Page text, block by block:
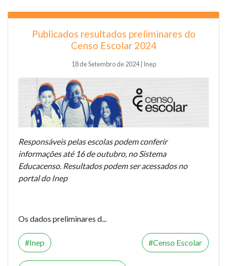
Publicados resultados preliminares do
Censo Escolar 2024
18 de Setembro de 2024 | Inep
Responsáveis pelas escolas podem conferir
informações até 16 de outubro, no Sistema
Educacenso. Resultados podem ser acessados no
portal do Inep
Os dados preliminares d...
Inep Censo Escolar